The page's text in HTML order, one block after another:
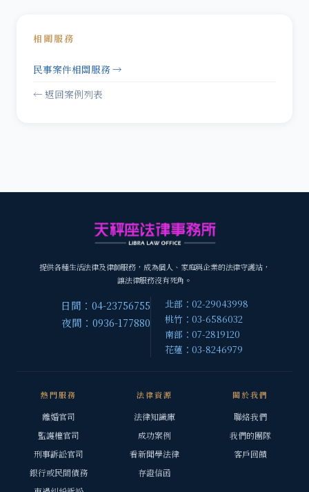
相關服務
民事案件相關服務 →
← 返回案例列表
提供各種生活法律及律師服務，成為個人、家庭與企業的法律守護站，
讓法律服務沒有死角。
日間：04-23756755
夜間：0936-177880
北部：02-29043998
桃竹：03-6586032
南部：07-2819120
花蓮：03-8246979
熱門服務
離婚官司
監護權官司
刑事訴訟官司
銀行或民間債務
法律資源
法律知識庫
成功案例
看新聞學法律
存證信函
關於我們
聯絡我們
我們的團隊
客戶回饋